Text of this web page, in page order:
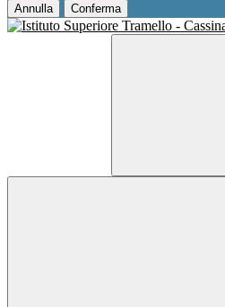
Annulla Conferma